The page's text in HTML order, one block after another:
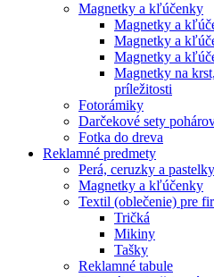
Magnetky a kľúčenky
Magnetky a
Magnetky a
Magnetky a
Magnetky na
príležitosti
Fotorámiky
Darčekové sety
Fotka do dreva
Reklamné predmety
Perá, ceruzky a
Magnetky a kľúčenky
Textil (oblečenie) pre
Tričká
Mikiny
Tašky
Reklamné tabule